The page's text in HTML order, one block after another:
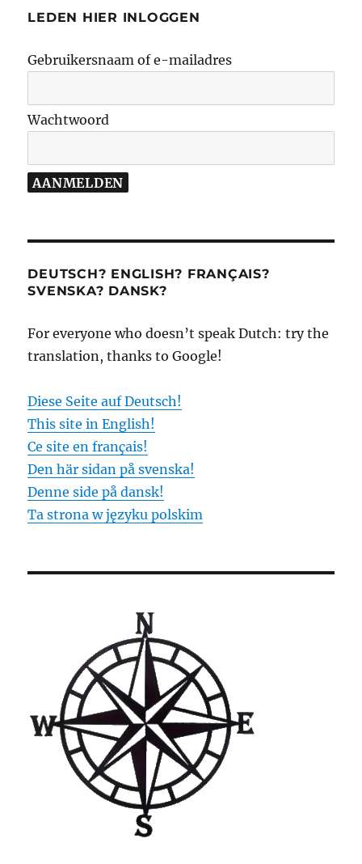
LEDEN HIER INLOGGEN
Gebruikersnaam of e-mailadres
Wachtwoord
DEUTSCH? ENGLISH? FRANÇAIS?
SVENSKA? DANSK?
For everyone who doesn’t speak Dutch: try the
translation, thanks to Google!
Diese Seite auf Deutsch!
This site in English!
Ce site en français!
Den här sidan på svenska!
Denne side på dansk!
Ta strona w języku polskim